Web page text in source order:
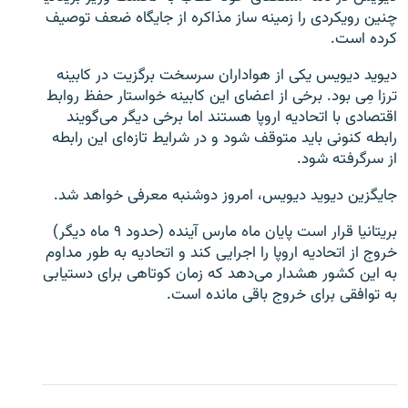
زبان‌های دیگر
چنین رویکردی را زمینه ساز مذاکره از جایگاه ضعف توصیف
کرده است.
دیوید دیویس یکی از هواداران سرسخت برگزیت در کابینه
ترزا مِی بود. برخی از اعضای این کابینه خواستار حفظ روابط
اقتصادی با اتحادیه اروپا هستند اما برخی دیگر می‌گویند
رابطه کنونی باید متوقف شود و در شرایط تازه‌ای این رابطه
از سرگرفته شود.
جایگزین دیوید دیویس،‌ امروز دوشنبه معرفی خواهد شد.
بریتانیا قرار است پایان ماه مارس آینده (حدود ۹ ماه دیگر)
خروج از اتحادیه اروپا را اجرایی کند و اتحادیه به طور مداوم
به این کشور هشدار می‌دهد که زمان کوتاهی برای دستیابی
به توافقی برای خروج باقی مانده است.